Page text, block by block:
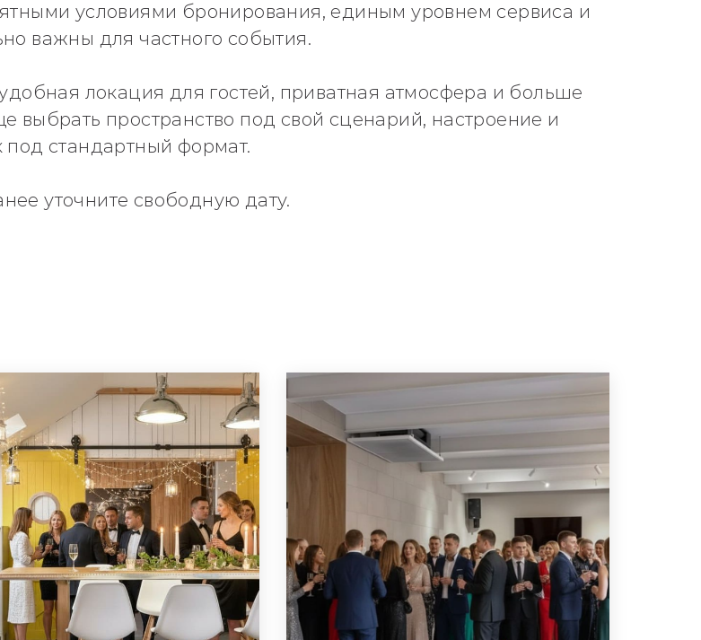
условиями бронирования, единым уровнем сервиса и
важны для частного события.
локация для гостей, приватная атмосфера и больше
выбрать пространство под свой сценарий, настроение и
под стандартный формат.
уточните свободную дату.